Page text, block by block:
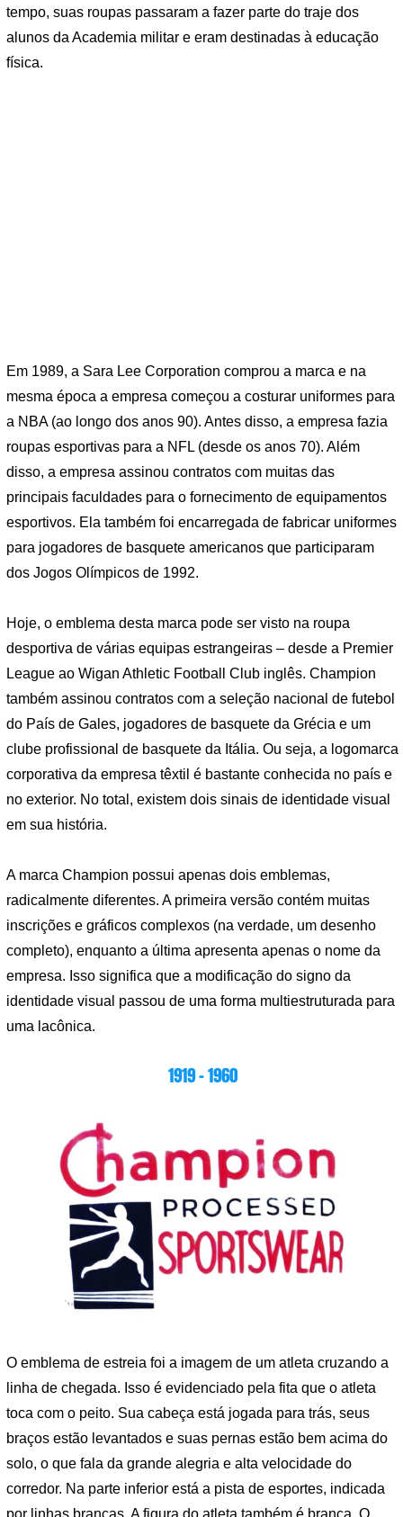
tempo, suas roupas passaram a fazer parte do traje dos
alunos da Academia militar e eram destinadas à educação
física.
Em 1989, a Sara Lee Corporation comprou a marca e na
mesma época a empresa começou a costurar uniformes para
a NBA (ao longo dos anos 90). Antes disso, a empresa fazia
roupas esportivas para a NFL (desde os anos 70). Além
disso, a empresa assinou contratos com muitas das
principais faculdades para o fornecimento de equipamentos
esportivos. Ela também foi encarregada de fabricar uniformes
para jogadores de basquete americanos que participaram
dos Jogos Olímpicos de 1992.
Hoje, o emblema desta marca pode ser visto na roupa
desportiva de várias equipas estrangeiras – desde a Premier
League ao Wigan Athletic Football Club inglês. Champion
também assinou contratos com a seleção nacional de futebol
do País de Gales, jogadores de basquete da Grécia e um
clube profissional de basquete da Itália. Ou seja, a logomarca
corporativa da empresa têxtil é bastante conhecida no país e
no exterior. No total, existem dois sinais de identidade visual
em sua história.
A marca Champion possui apenas dois emblemas,
radicalmente diferentes. A primeira versão contém muitas
inscrições e gráficos complexos (na verdade, um desenho
completo), enquanto a última apresenta apenas o nome da
empresa. Isso significa que a modificação do signo da
identidade visual passou de uma forma multiestruturada para
uma lacônica.
1919 – 1960
O emblema de estreia foi a imagem de um atleta cruzando a
linha de chegada. Isso é evidenciado pela fita que o atleta
toca com o peito. Sua cabeça está jogada para trás, seus
braços estão levantados e suas pernas estão bem acima do
solo, o que fala da grande alegria e alta velocidade do
corredor. Na parte inferior está a pista de esportes, indicada